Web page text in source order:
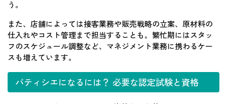
う。
また、店舗によっては接客業務や販売戦略の立案、原材料の
仕入れやコスト管理まで担当することも。繁忙期にはスタッ
フのスケジュール調整など、マネジメント業務に携わるケー
スも増えています。
パティシエになるには？ 必要な認定試験と資格